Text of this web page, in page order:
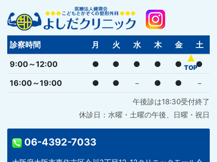
診察時間 月 火 水 木 金
土
9:00～12:00
● ● ● ● ●
●
16:00～19:00
● ● － ● ● －
午後診は18:30受付終了
休診日：水曜・土曜の午後、日曜・祝日
06-4392-7033